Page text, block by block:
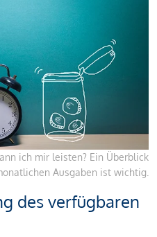
ich mir leisten? Ein Überblick
Ausgaben ist wichtig.
des verfügbaren